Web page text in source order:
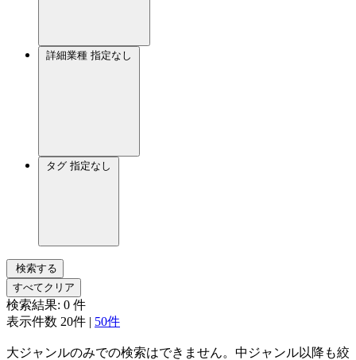
詳細業種 指定なし
タグ 指定なし
検索する
すべてクリア
検索結果: 0 件
表示件数 20件 | 50件
大ジャンルのみでの検索はできません。中ジャンル以降も絞